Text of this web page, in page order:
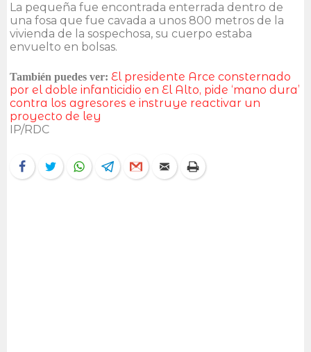
La pequeña fue encontrada enterrada dentro de
una fosa que fue cavada a unos 800 metros de la
vivienda de la sospechosa, su cuerpo estaba
envuelto en bolsas.
También puedes ver: El presidente Arce consternado
por el doble infanticidio en El Alto, pide ‘mano dura’
contra los agresores e instruye reactivar un
proyecto de ley
IP/RDC